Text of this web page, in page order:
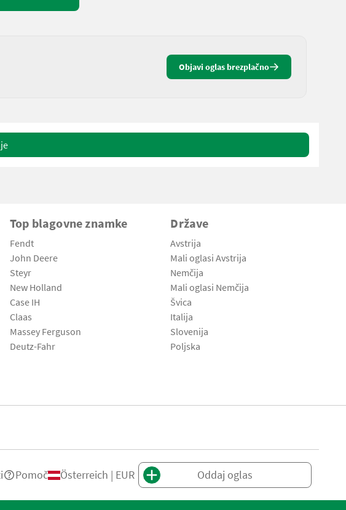
Objavi oglas brezplačno
Top blagovne znamke
Fendt
John Deere
Steyr
New Holland
Case IH
Claas
Massey Ferguson
Deutz-Fahr
Države
Avstrija
Mali oglasi Avstrija
Nemčija
Mali oglasi Nemčija
Švica
Italija
Slovenija
Poljska
Pomoč Österreich | EUR Oddaj oglas